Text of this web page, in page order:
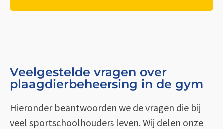
Veelgestelde vragen over
plaagdierbeheersing in de gym
Hieronder beantwoorden we de vragen die bij
veel sportschoolhouders leven. Wij delen onze